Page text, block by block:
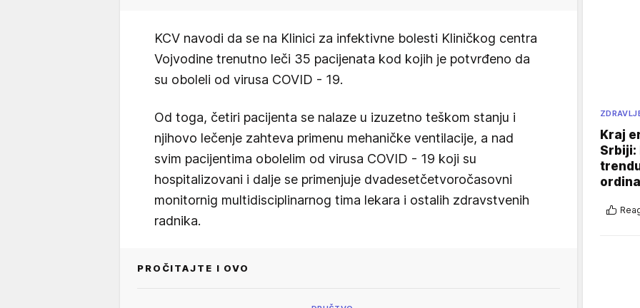
KCV navodi da se na Klinici za infektivne bolesti Kliničkog centra
Vojvodine trenutno leči 35 pacijenata kod kojih je potvrđeno da
su oboleli od virusa COVID - 19.
Od toga, četiri pacijenta se nalaze u izuzetno teškom stanju i
njihovo lečenje zahteva primenu mehaničke ventilacije, a nad
svim pacijentima obolelim od virusa COVID - 19 koji su
hospitalizovani i dalje se primenjuje dvadesetčetvoročasovni
monitornig multidisciplinarnog tima lekara i ostalih zdravstvenih
radnika.
PROČITAJTE I OVO
Kraj
Srbiji: